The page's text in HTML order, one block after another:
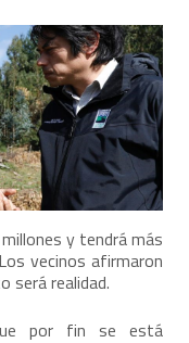
y tendrá más
vecinos afirmaron
será realidad.
por fin se está